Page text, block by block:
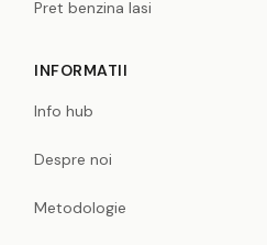
Pret benzina Iasi
INFORMATII
Info hub
Despre noi
Metodologie